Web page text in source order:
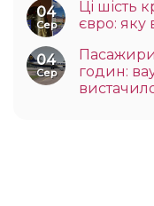
04
Сер
Ці шість
євро: яку
04
Сер
Пасажири
годин: